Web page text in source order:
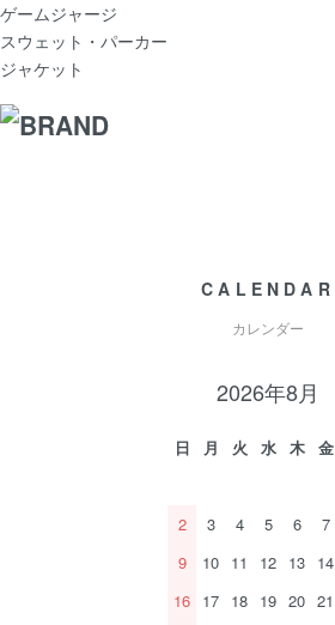
ゲームジャージ
スウェット・パーカー
ジャケット
CALENDAR
カレンダー
2026年8月
日 月 火 水 木 金
2
3 4 5 6 7
9
10 11 12 13 14
16 17 18 19 20 21